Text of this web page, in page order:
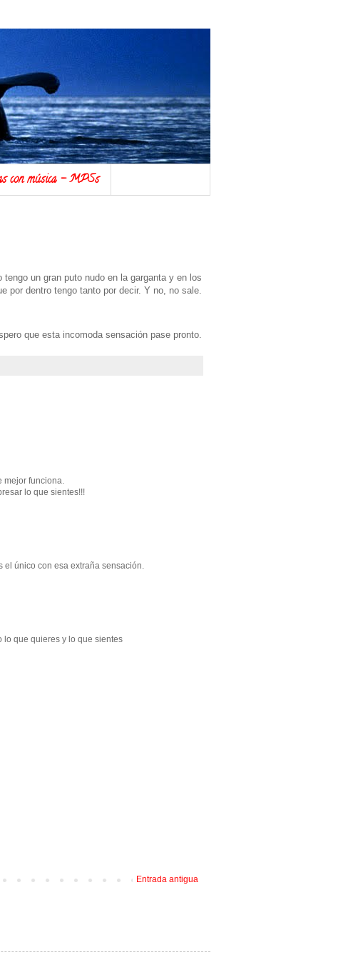
con música - MPSs
un gran puto nudo en la garganta y en los
por dentro tengo tanto por decir. Y no, no sale.
que esta incomoda sensación pase pronto.
mejor funciona.
lo que sientes!!!
el único con esa extraña sensación.
que quieres y lo que sientes
Entrada antigua